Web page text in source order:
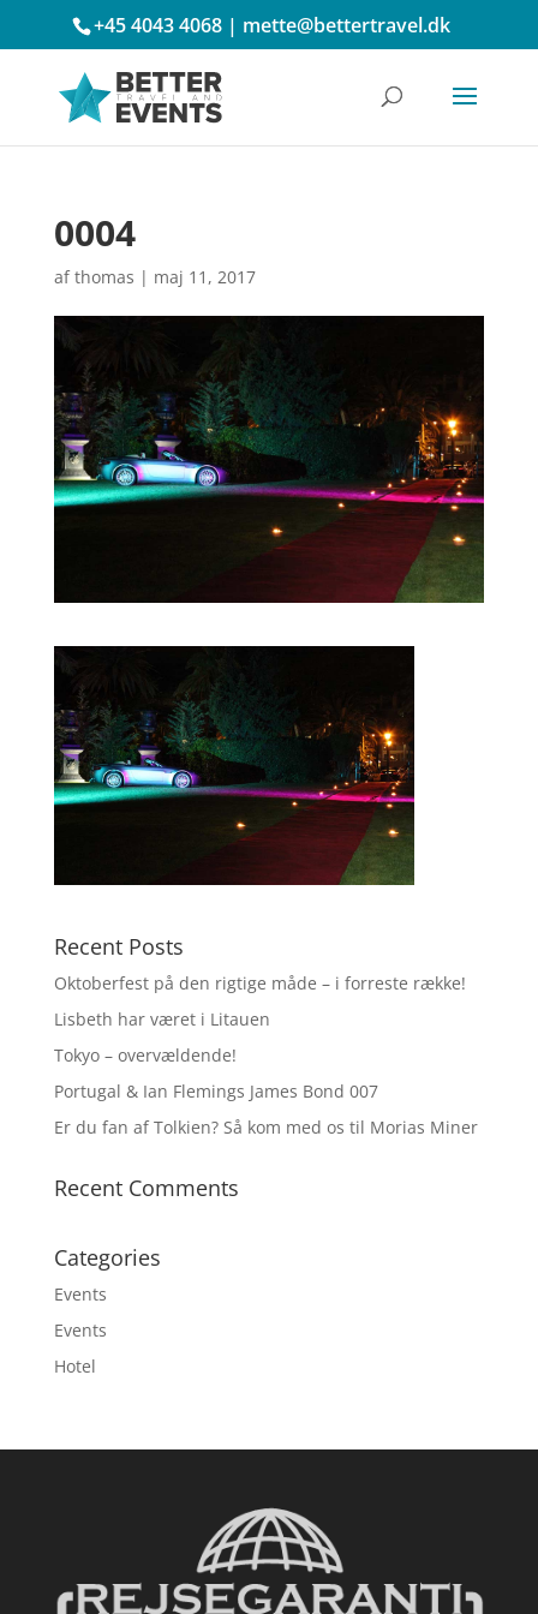
+45 4043 4068| mette@bettertravel.dk
0004
afthomas | maj 11, 2017
Recent Posts
Oktoberfest på den rigtige måde – i forreste række!
Lisbeth har været i Litauen
Tokyo – overvældende!
Portugal & Ian Flemings James Bond 007
Er du fan af Tolkien? Så kom med os til Morias Miner
Recent Comments
Categories
Events
Events
Hotel